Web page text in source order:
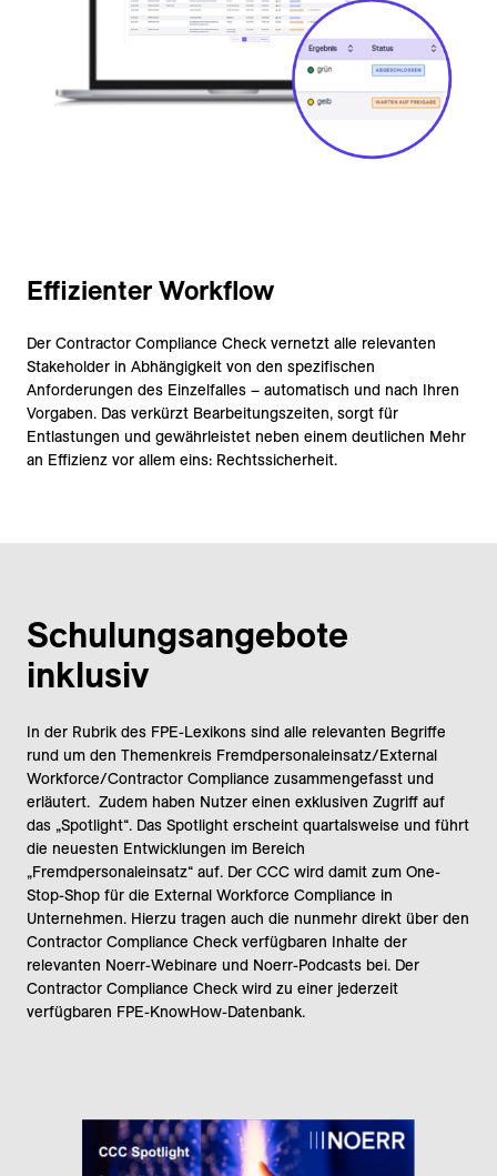
Effizienter Workflow
Der Contractor Compliance Check vernetzt alle relevanten
Stakeholder in Abhängigkeit von den spezifischen
Anforderungen des Einzelfalles – automatisch und nach Ihren
Vorgaben. Das verkürzt Bearbeitungszeiten, sorgt für
Entlastungen und gewährleistet neben einem deutlichen Mehr
an Effizienz vor allem eins: Rechtssicherheit.
Schulungsangebote
inklusiv
In der Rubrik des FPE-Lexikons sind alle relevanten Begriffe
rund um den Themenkreis Fremdpersonaleinsatz/External
Workforce/Contractor Compliance zusammengefasst und
erläutert. Zudem haben Nutzer einen exklusiven Zugriff auf
das „Spotlight“. Das Spotlight erscheint quartalsweise und führt
die neuesten Entwicklungen im Bereich
„Fremdpersonaleinsatz“ auf. Der CCC wird damit zum One-
Stop-Shop für die External Workforce Compliance in
Unternehmen. Hierzu tragen auch die nunmehr direkt über den
Contractor Compliance Check verfügbaren Inhalte der
relevanten Noerr-Webinare und Noerr-Podcasts bei. Der
Contractor Compliance Check wird zu einer jederzeit
verfügbaren FPE-KnowHow-Datenbank.